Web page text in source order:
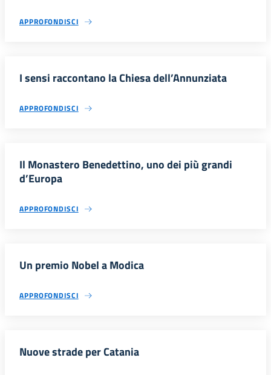
APPROFONDISCI
I sensi raccontano la Chiesa dell’Annunziata
APPROFONDISCI
Il Monastero Benedettino, uno dei più grandi
d’Europa
APPROFONDISCI
Un premio Nobel a Modica
APPROFONDISCI
Nuove strade per Catania